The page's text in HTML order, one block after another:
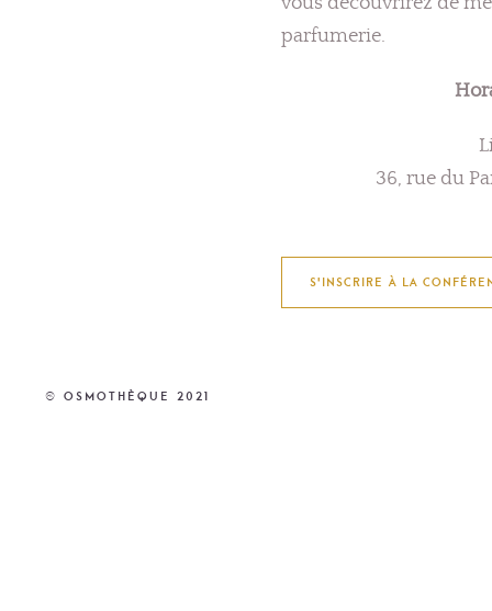
parfumerie.
36, rue du
S'INSCRIRE À LA
© Osmothèque 2021